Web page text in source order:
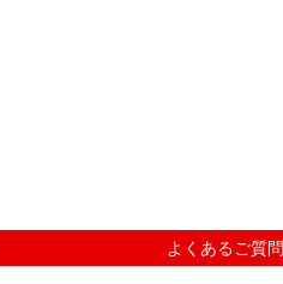
よくあるご質問